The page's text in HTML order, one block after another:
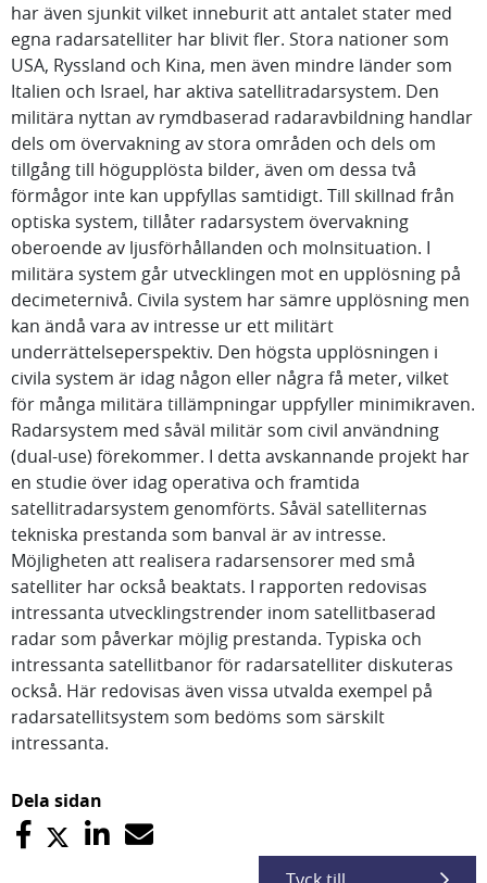
har även sjunkit vilket inneburit att antalet stater med
egna radarsatelliter har blivit fler. Stora nationer som
USA, Ryssland och Kina, men även mindre länder som
Italien och Israel, har aktiva satellitradarsystem. Den
militära nyttan av rymdbaserad radaravbildning handlar
dels om övervakning av stora områden och dels om
tillgång till högupplösta bilder, även om dessa två
förmågor inte kan uppfyllas samtidigt. Till skillnad från
optiska system, tillåter radarsystem övervakning
oberoende av ljusförhållanden och molnsituation. I
militära system går utvecklingen mot en upplösning på
decimeternivå. Civila system har sämre upplösning men
kan ändå vara av intresse ur ett militärt
underrättelseperspektiv. Den högsta upplösningen i
civila system är idag någon eller några få meter, vilket
för många militära tillämpningar uppfyller minimikraven.
Radarsystem med såväl militär som civil användning
(dual-use) förekommer. I detta avskannande projekt har
en studie över idag operativa och framtida
satellitradarsystem genomförts. Såväl satelliternas
tekniska prestanda som banval är av intresse.
Möjligheten att realisera radarsensorer med små
satelliter har också beaktats. I rapporten redovisas
intressanta utvecklingstrender inom satellitbaserad
radar som påverkar möjlig prestanda. Typiska och
intressanta satellitbanor för radarsatelliter diskuteras
också. Här redovisas även vissa utvalda exempel på
radarsatellitsystem som bedöms som särskilt
intressanta.
Dela sidan